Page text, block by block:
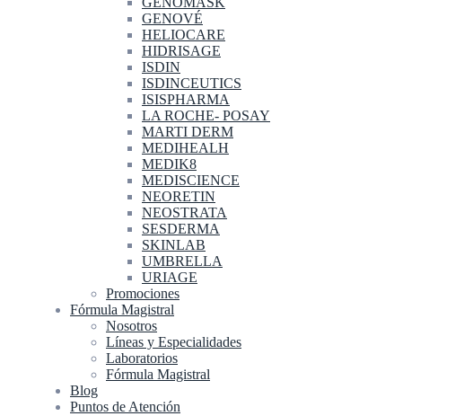
GENOVÉ
HELIOCARE
HIDRISAGE
ISDIN
ISDINCEUTICS
ISISPHARMA
LA ROCHE- POSAY
MARTI DERM
MEDIHEALH
MEDIK8
MEDISCIENCE
NEORETIN
NEOSTRATA
SESDERMA
SKINLAB
UMBRELLA
URIAGE
Promociones
Fórmula Magistral
Nosotros
Líneas y Especialidades
Laboratorios
Fórmula Magistral
Blog
Puntos de Atención